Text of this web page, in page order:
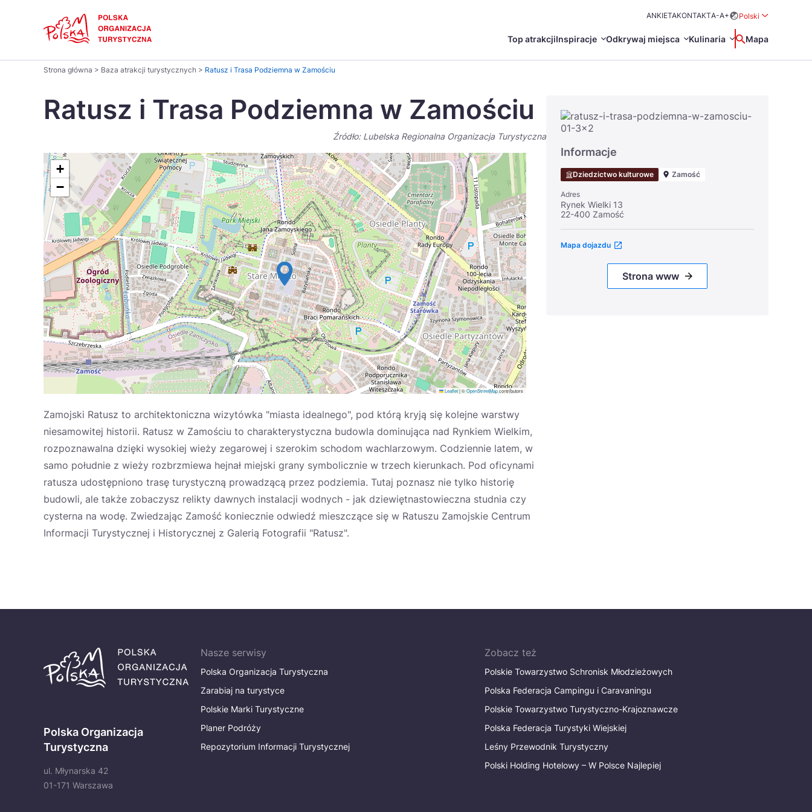
ANKIETAKONTAKTA-A+
Polski
Top atrakcjiInspiracje
Ambasador miejsca
Odkrywaj miejsca
UNESCO
Parki narodowe Uzdrowiska Polskie Marki Turystyczne
Kulinaria
Szlaki kulinarne
Wyszukaj
Mapa
na
stronie
日本語
Português Norsk Suomi Svenska
Україна
Strona główna > Baza atrakcji turystycznych > Ratusz i Trasa Podziemna w Zamościu
Ratusz i Trasa Podziemna w Zamościu
Źródło: Lubelska Regionalna Organizacja Turystyczna
+
−
Leaflet|©OpenStreetMapcontributors
Zamojski Ratusz to architektoniczna wizytówka "miasta idealnego", pod którą kryją się kolejne warstwy
niesamowitej historii. Ratusz w Zamościu to charakterystyczna budowla dominująca nad Rynkiem Wielkim,
rozpoznawalna dzięki wysokiej wieży zegarowej i szerokim schodom wachlarzowym. Codziennie latem, w
samo południe z wieży rozbrzmiewa hejnał miejski grany symbolicznie w trzech kierunkach. Pod oficynami
ratusza udostępniono trasę turystyczną prowadzącą przez podziemia. Tutaj poznasz nie tylko historię
budowli, ale także zobaczysz relikty dawnych instalacji wodnych - jak dziewiętnastowieczna studnia czy
cysterna na wodę. Zwiedzając Zamość koniecznie odwiedź mieszczące się w Ratuszu Zamojskie Centrum
Informacji Turystycznej i Historycznej z Galerią Fotografii "Ratusz".
Informacje
Dziedzictwo kulturowe Zamość
Adres
Rynek Wielki 13
22-400 Zamość
Mapa dojazdu
Strona www
Polska Organizacja
Turystyczna
ul. Młynarska 42
01-171 Warszawa
Nasze serwisy
Polska Organizacja Turystyczna
Zarabiaj na turystyce
Polskie Marki Turystyczne
Planer Podróży
Repozytorium Informacji Turystycznej
Zobacz też
Polskie Towarzystwo Schronisk Młodzieżowych
Polska Federacja Campingu i Caravaningu
Polskie Towarzystwo Turystyczno-Krajoznawcze
Polska Federacja Turystyki Wiejskiej
Leśny Przewodnik Turystyczny
Polski Holding Hotelowy – W Polsce Najlepiej